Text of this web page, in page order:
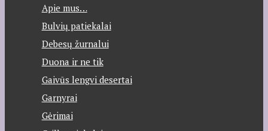
Apie mus…
Bulvių patiekalai
Debesų žurnalui
Duona ir ne tik
Gaivūs lengvi desertai
Garnyrai
Gėrimai